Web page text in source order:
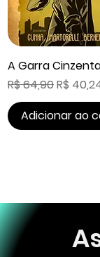
A Garra
Preço normal
R$ 64,90Preço
R$
Adicionar ao